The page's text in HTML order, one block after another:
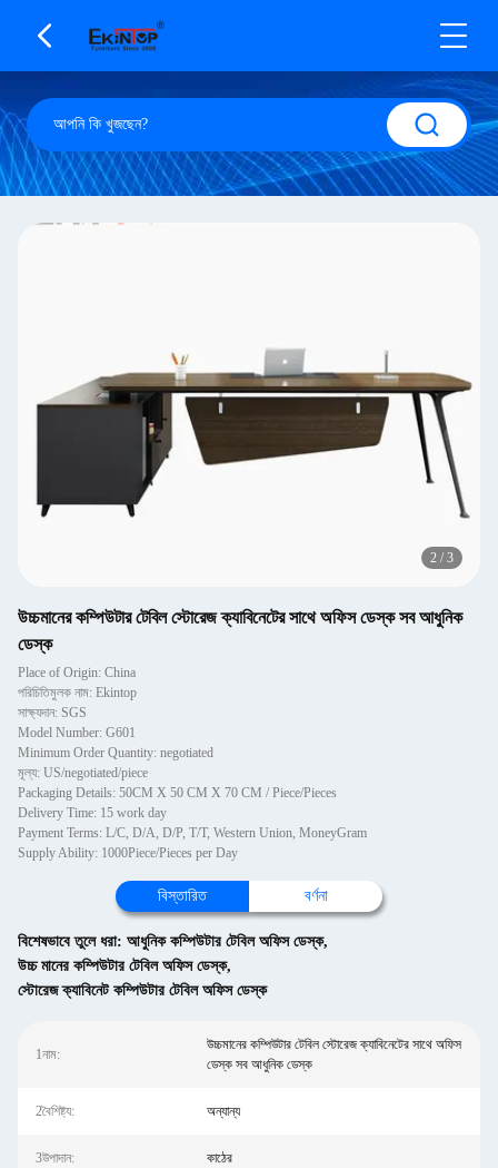
2 / 3
উচ্চমানের কম্পিউটার টেবিল স্টোরেজ ক্যাবিনেটের সাথে অফিস ডেস্ক সব আধুনিক
ডেস্ক
Place of Origin: China
পরিচিতিমুলক নাম: Ekintop
সাক্ষ্যদান: SGS
Model Number: G601
Minimum Order Quantity: negotiated
মূল্য: US/negotiated/piece
Packaging Details: 50CM X 50 CM X 70 CM / Piece/Pieces
Delivery Time: 15 work day
Payment Terms: L/C, D/A, D/P, T/T, Western Union, MoneyGram
Supply Ability: 1000Piece/Pieces per Day
বিস্তারিত বর্ণনা
বিশেষভাবে তুলে ধরা: আধুনিক কম্পিউটার টেবিল অফিস ডেস্ক,
উচ্চ মানের কম্পিউটার টেবিল অফিস ডেস্ক,
স্টোরেজ ক্যাবিনেট কম্পিউটার টেবিল অফিস ডেস্ক
1নাম:
উচ্চমানের কম্পিউটার টেবিল স্টোরেজ ক্যাবিনেটের সাথে অফিস
ডেস্ক সব আধুনিক ডেস্ক
2বৈশিষ্ট্য: অন্যান্য
3উপাদান: কাঠের